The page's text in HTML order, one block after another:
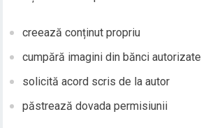
creează conținut propriu
cumpără imagini din bănci autorizate
solicită acord scris de la autor
păstrează dovada permisiunii